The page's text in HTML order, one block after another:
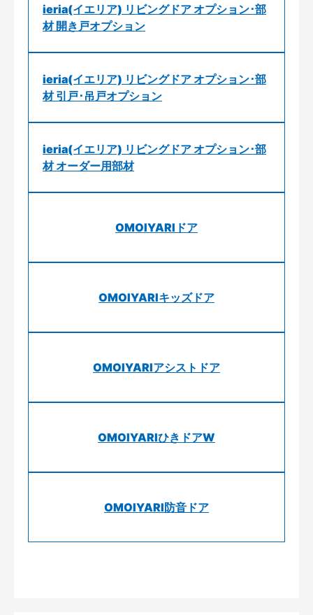
ieria(イエリア) リビングドア オプション･部
材 開き戸オプション
ieria(イエリア) リビングドア オプション･部
材 引戸･吊戸オプション
ieria(イエリア) リビングドア オプション･部
材 オーダー用部材
OMOIYARIドア
OMOIYARIキッズドア
OMOIYARIアシストドア
OMOIYARIひきドアW
OMOIYARI防音ドア